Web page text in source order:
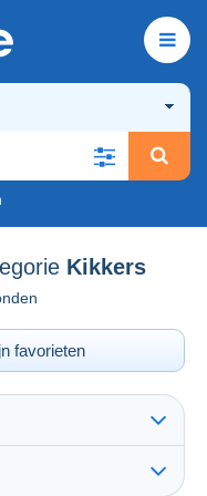
Kikkers
favorieten